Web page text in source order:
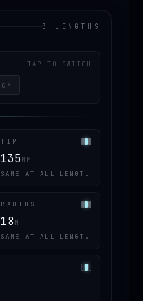
3 LENGTHS
TAP TO SWITCH
CM
TIP
135MM
SAME AT ALL LENGTHS
RADIUS
18 M
SAME AT ALL LENGTHS